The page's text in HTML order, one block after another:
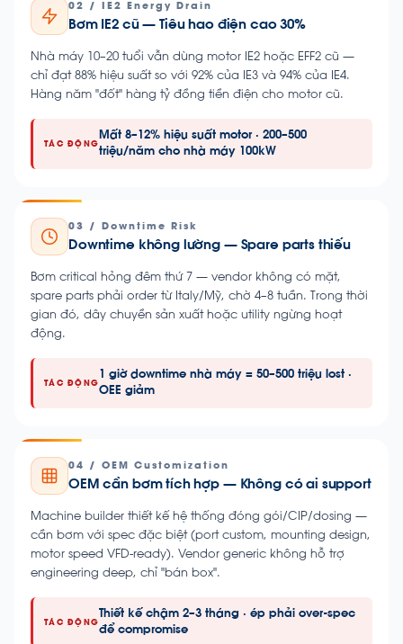
02 / IE2 Energy Drain
Bơm IE2 cũ — Tiêu hao điện cao 30%
Nhà máy 10–20 tuổi vẫn dùng motor IE2 hoặc EFF2 cũ —
chỉ đạt 88% hiệu suất so với 92% của IE3 và 94% của IE4.
Hàng năm "đốt" hàng tỷ đồng tiền điện cho motor cũ.
TÁC ĐỘNG
Mất 8–12% hiệu suất motor · 200–500
triệu/năm cho nhà máy 100kW
03 / Downtime Risk
Downtime không lường — Spare parts thiếu
Bơm critical hỏng đêm thứ 7 — vendor không có mặt,
spare parts phải order từ Italy/Mỹ, chờ 4–8 tuần. Trong thời
gian đó, dây chuyền sản xuất hoặc utility ngừng hoạt
động.
TÁC ĐỘNG
1 giờ downtime nhà máy = 50–500 triệu lost ·
OEE giảm
04 / OEM Customization
OEM cần bơm tích hợp — Không có ai support
Machine builder thiết kế hệ thống đóng gói/CIP/dosing —
cần bơm với spec đặc biệt (port custom, mounting design,
motor speed VFD-ready). Vendor generic không hỗ trợ
engineering deep, chỉ "bán box".
TÁC ĐỘNG
Thiết kế chậm 2–3 tháng · ép phải over-spec
để compromise